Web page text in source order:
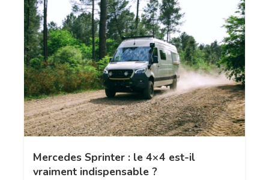
Mercedes Sprinter : le 4×4 est-il
vraiment indispensable ?